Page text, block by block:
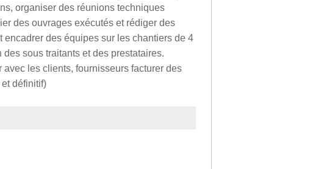
organiser des réunions techniques
des ouvrages exécutés et rédiger des
des équipes sur les chantiers de 4
sous traitants et des prestataires.
les clients, fournisseurs facturer des
définitif)